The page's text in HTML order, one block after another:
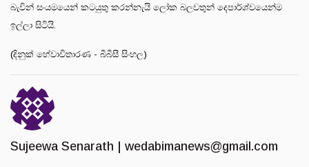
බැවින් සංයමයෙන් කටයුතු කරන්නැයි ලෝක බලවතුන් දෙපාර්ශ්වයෙන්ම
ඉල්ලා සිටියි.
(දිනුක් හේවාවිතාරණ - බීබීසී සිංහල)
Sujeewa Senarath | wedabimanews@gmail.com